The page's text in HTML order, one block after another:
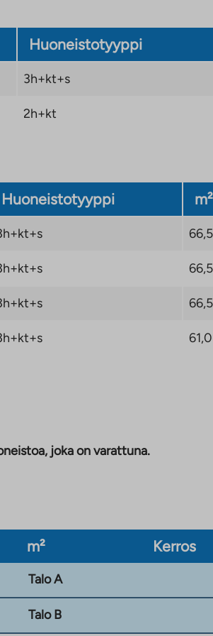
Huoneistotyyppi
3h+kt+s
2h+kt
Huoneistotyyppi m²
66,5
66,5
66,5
61,0
joka on varattuna.
m² Kerros
Talo A
Talo B